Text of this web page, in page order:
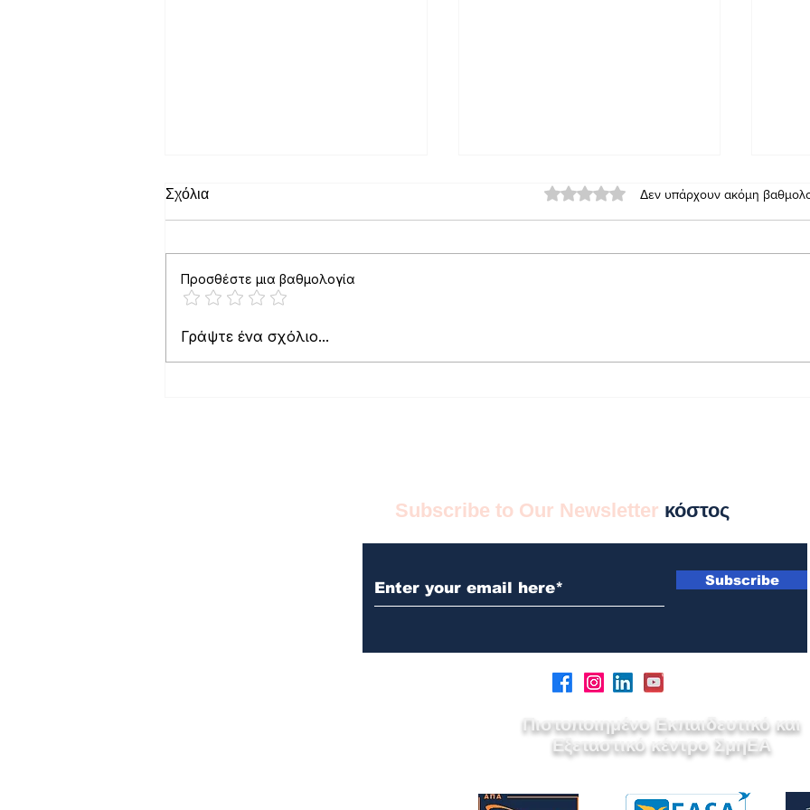
Η Ελλάδα αποκτά Εθνική
Σχόλια Βαθμολογήθηκε με 0 από 5 αστέρια.
Δεν υπάρχουν ακόμη
Προσθέστε μια βαθμολογία
Γράψτε ένα σχόλιο...
Subscribe to Our Newsletter κόστος
Subscribe
Πιστοποιημένο Εκπαιδευτικό και
Εξεταστικό κέντρο ΣμηΕΑ